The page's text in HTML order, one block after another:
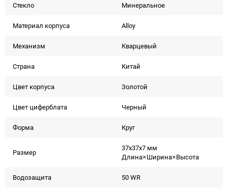
Стекло Минеральное
Материал корпуса Alloy
Механизм Кварцевый
Страна Китай
Цвет корпуса Золотой
Цвет циферблата Черный
Форма Круг
Размер
37x37x7 мм
Длина×Ширина×Высота
Водозащита 50 WR